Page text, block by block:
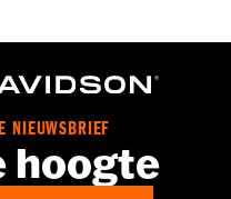
– Ga naarwww.h-
NIEUWSBRIEF
hoogte